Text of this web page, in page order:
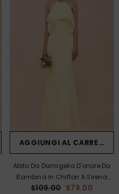
AGGIUNGI AL CARRELLO
Abito Da Damigella D'onore Da
Bambina In Chiffon A Sirena
Con Scollo All'americana,
$109.00 $79.00